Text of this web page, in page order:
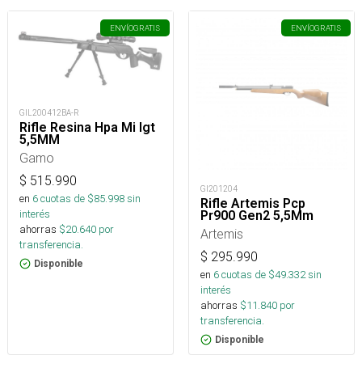
ENVÍOGRATIS
GIL200412BA-R
Rifle Resina Hpa Mi Igt
5,5MM
Gamo
$ 515.990
en 6cuotas de $85.998sin
interés
ahorras $20.640 por
transferencia.
Disponible
ENVÍOGRATIS
GI201204
Rifle Artemis Pcp
Pr900 Gen2 5,5Mm
Artemis
$ 295.990
en 6cuotas de $49.332sin
interés
ahorras $11.840 por
transferencia.
Disponible